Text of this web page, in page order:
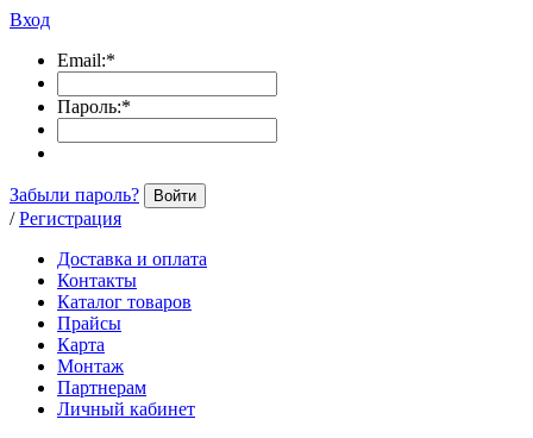
Вход
Email:*
Пароль:*
Забыли пароль? Войти
/ Регистрация
Доставка и оплата
Контакты
Каталог товаров
Прайсы
Карта
Монтаж
Партнерам
Личный кабинет